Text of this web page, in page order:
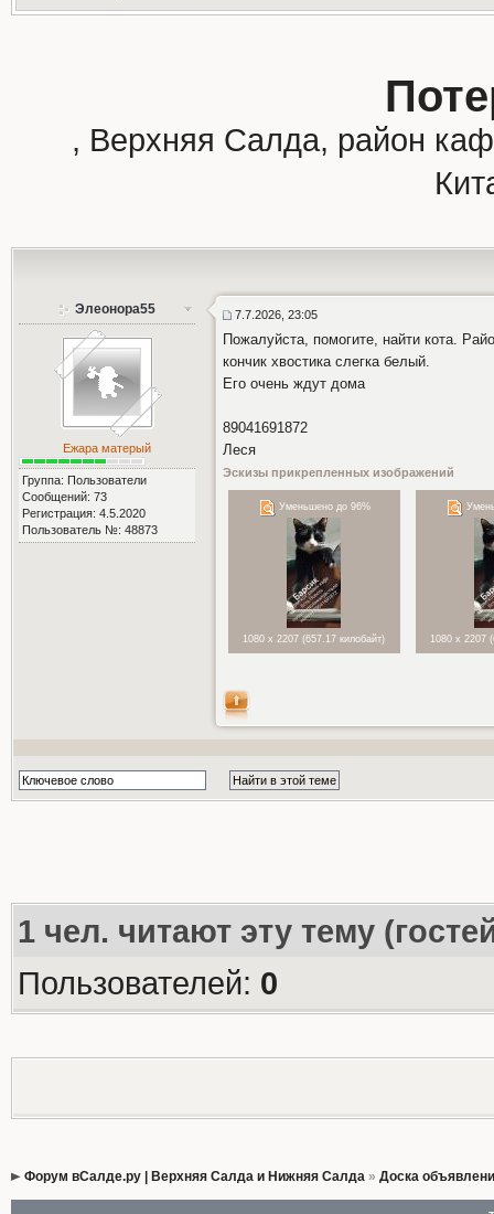
, Верхняя Салда, район
Элеонора55
Ежара матерый
Группа: Пользователи
Сообщений: 73
Регистрация: 4.5.2020
Пользователь №: 48873
7.7.2026, 23:05
Пожалуйста, помогите, найти кота.
кончик хвостика слегка белый.
Его очень ждут дома
89041691872
Леся
Эскизы прикрепленных изображений
Уменьшено до 96%
1080 x 2207 (657.17 килобайт) 1080 x 2207
1чел. читают эту тему
Пользователей: 0
Форум вСалде.ру | Верхняя Салда и Нижняя Салда» Доска